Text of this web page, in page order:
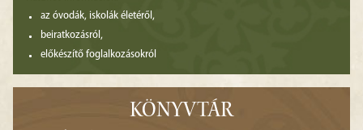
az óvodák, iskolák életéről,
beiratkozásról,
előkészítő foglalkozásokról
KÖNYVTÁR